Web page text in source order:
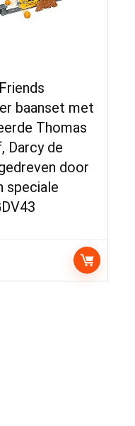
baanset met
Thomas
Darcy de
door
speciale